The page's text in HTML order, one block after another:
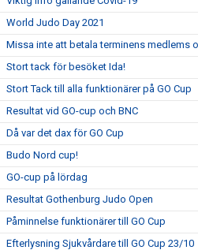
World Judo Day 2021
Missa inte att betala terminens medlems
Stort tack för besöket Ida!
Stort Tack till alla funktionärer på GO Cup
Resultat vid GO-cup och BNC
Då var det dax för GO Cup
Budo Nord cup!
GO-cup på lördag
Resultat Gothenburg Judo Open
Påminnelse funktionärer till GO Cup
Efterlysning Sjukvårdare till GO Cup 23/10